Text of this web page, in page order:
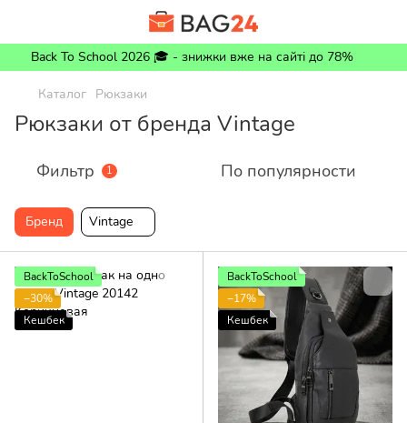
Back To School 2026 🎓 - знижки вже на сайті до 78%
Каталог Рюкзаки
Рюкзаки от бренда Vintage
Фильтр 1 По популярности
Бренд Vintage
BackToSchool
−30%
Кешбек
BackToSchool
−17%
Кешбек